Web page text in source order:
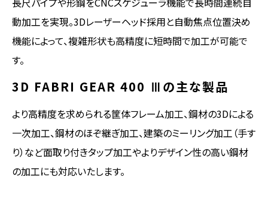
動加工を実現。3Dレーザーヘッド採用と自動焦点位置決め
機能によって、複雑形状も高精度に短時間で加工が可能で
す。
3D FABRI GEAR 400 Ⅲの主な製品
より高精度を求められる筐体フレーム加工、鋼材の3Dによる
一次加工、鋼材のほぞ継ぎ加工、建築のミーリング加工（手す
り）など面取り付きタップ加工やよりデザイン性の高い鋼材
の加工にも対応いたします。